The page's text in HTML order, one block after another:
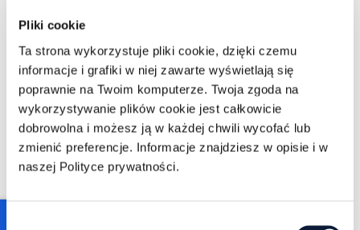
Pliki cookie
Ta strona wykorzystuje pliki cookie, dzięki czemu
informacje i grafiki w niej zawarte wyświetlają się
poprawnie na Twoim komputerze. Twoja zgoda na
wykorzystywanie plików cookie jest całkowicie
dobrowolna i możesz ją w każdej chwili wycofać lub
zmienić preferencje. Informacje znajdziesz w opisie i w
naszej Polityce prywatności.
Cena
Czas trwania
50 minut
Lokalizacja
Platforma Clickmeeting